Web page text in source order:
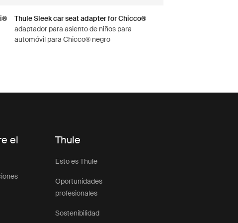
Thule Sleek car seat adapter for Chicco®
adaptador para asiento de niños para
automóvil para Chicco® negro
el
Thule
Esto es Thule
Oportunidades
profesionales
Sostenibilidad